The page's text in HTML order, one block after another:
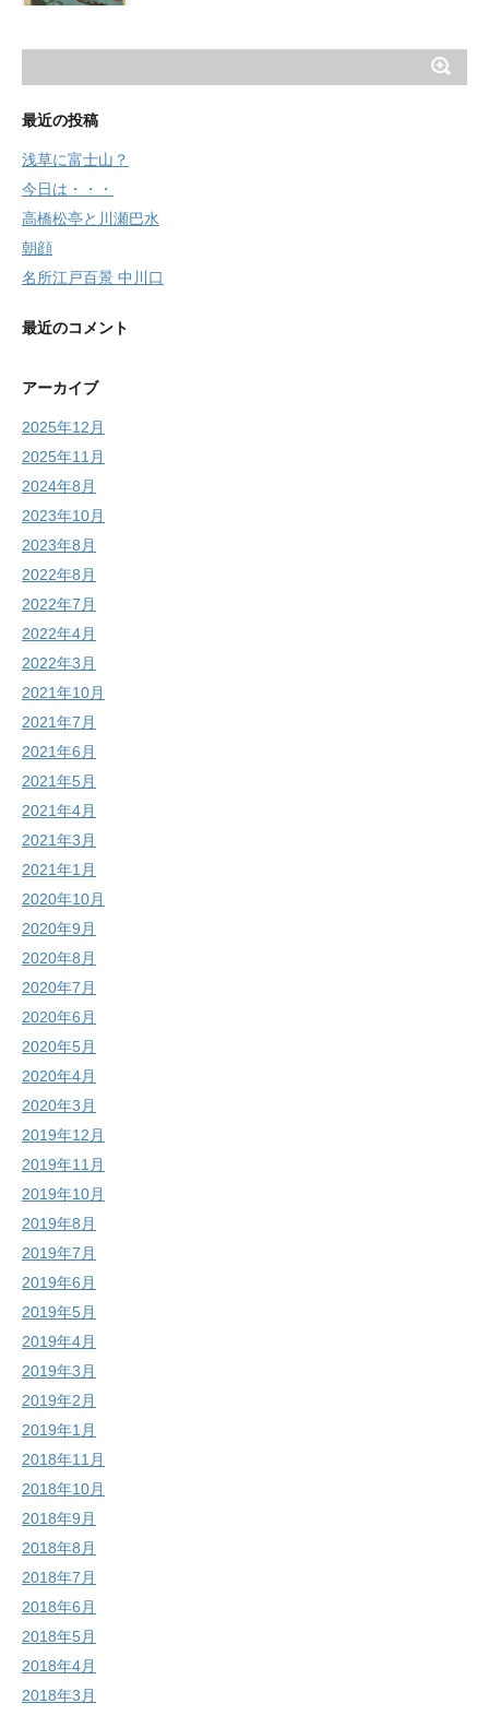
最近の投稿
浅草に富士山？
今日は・・・
高橋松亭と川瀬巴水
朝顔
名所江戸百景 中川口
最近のコメント
アーカイブ
2025年12月
2025年11月
2024年8月
2023年10月
2023年8月
2022年8月
2022年7月
2022年4月
2022年3月
2021年10月
2021年7月
2021年6月
2021年5月
2021年4月
2021年3月
2021年1月
2020年10月
2020年9月
2020年8月
2020年7月
2020年6月
2020年5月
2020年4月
2020年3月
2019年12月
2019年11月
2019年10月
2019年8月
2019年7月
2019年6月
2019年5月
2019年4月
2019年3月
2019年2月
2019年1月
2018年11月
2018年10月
2018年9月
2018年8月
2018年7月
2018年6月
2018年5月
2018年4月
2018年3月